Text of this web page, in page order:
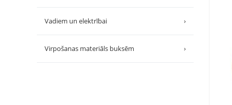
Vadiem un elektrībai ›
Virpošanas materiāls buksēm ›